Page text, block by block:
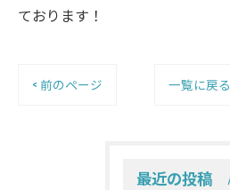
ております！
< 前のページ 一覧に戻る
最近の投稿